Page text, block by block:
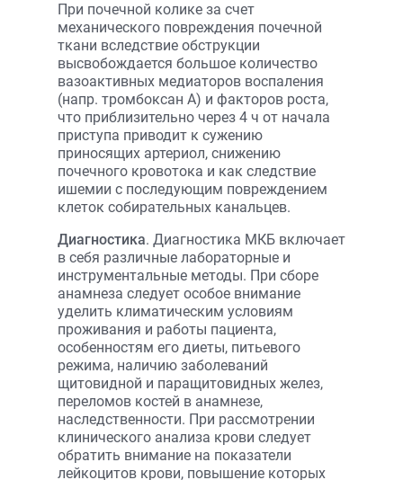
При почечной колике за счет
механического повреждения почечной
ткани вследствие обструкции
высвобождается большое количество
вазоактивных медиаторов воспаления
(напр. тромбоксан А) и факторов роста,
что приблизительно через 4 ч от начала
приступа приводит к сужению
приносящих артериол, снижению
почечного кровотока и как следствие
ишемии с последующим повреждением
клеток собирательных канальцев.
Диагностика. Диагностика МКБ включает
в себя различные лабораторные и
инструментальные методы. При сборе
анамнеза следует особое внимание
уделить климатическим условиям
проживания и работы пациента,
особенностям его диеты, питьевого
режима, наличию заболеваний
щитовидной и паращитовидных желез,
переломов костей в анамнезе,
наследственности. При рассмотрении
клинического анализа крови следует
обратить внимание на показатели
лейкоцитов крови, повышение которых